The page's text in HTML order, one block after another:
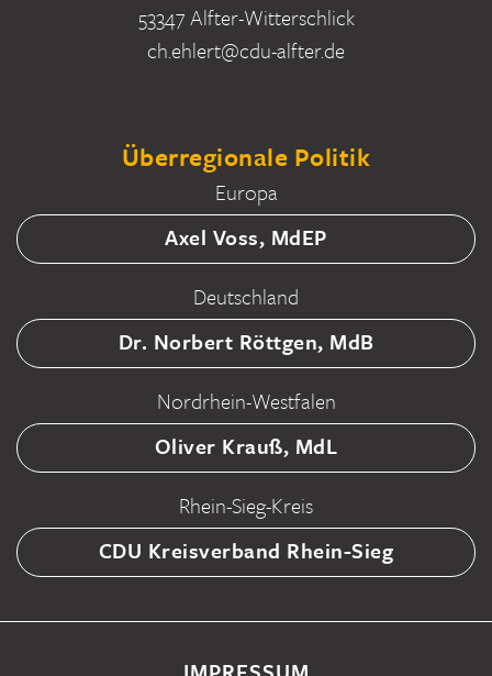
53347 Alfter-Witterschlick
ch.ehlert@cdu-alfter.de
Überregionale Politik
Europa
Axel Voss, MdEP
Deutschland
Dr. Norbert Röttgen, MdB
Nordrhein-Westfalen
Oliver Krauß, MdL
Rhein-Sieg-Kreis
CDU Kreisverband Rhein-Sieg